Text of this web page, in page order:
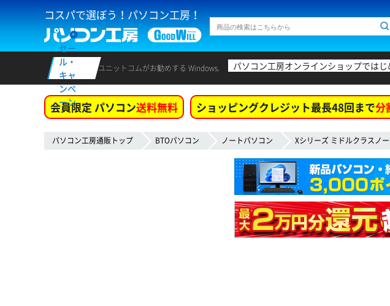
コスパで選ぼう！パソコン工房！
セー
ル・
キャ
ンペ
ーン
ユニットコムがお勧めする Windows. パソコン工房オンラインショップでは
会員限定 パソコン送料無料 ショッピングクレジット最長48回まで分
パソコン工房通販トップ BTOパソコン ノートパソコン Xシリーズ ミドルクラスノ